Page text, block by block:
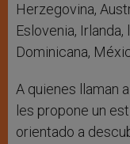
Herzegovina,
Eslovenia,
Dominicana,
A quienes llaman
les propone un
orientado a